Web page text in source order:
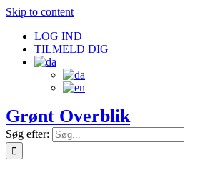
Skip to content
LOG IND
TILMELD DIG
Grønt Overblik
Søg efter: